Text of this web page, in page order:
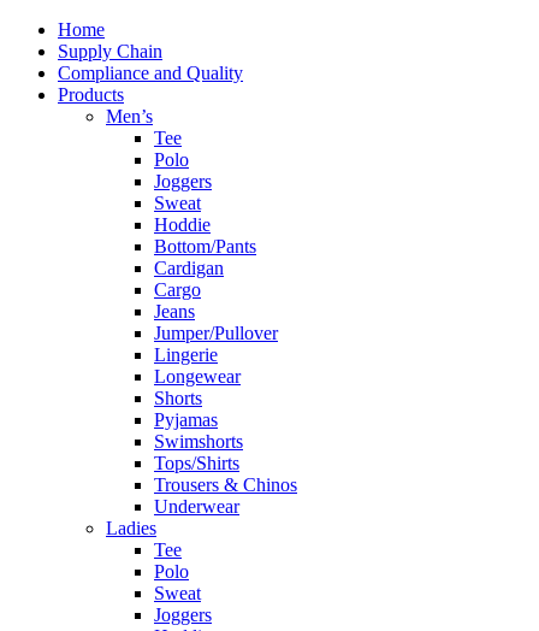
Home
Supply Chain
Compliance and Quality
Products
Men’s
Tee
Polo
Joggers
Sweat
Hoddie
Bottom/Pants
Cardigan
Cargo
Jeans
Jumper/Pullover
Lingerie
Longewear
Shorts
Pyjamas
Swimshorts
Tops/Shirts
Trousers & Chinos
Underwear
Ladies
Tee
Polo
Sweat
Joggers